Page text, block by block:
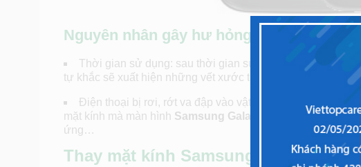
Nguyên nhân gây hư hỏng mặt kính
Thời gian sử dụng: sau thời gian sử dụng, mặt kính
tự khắc sẽ xuất hiện những vết xước trên bề mặt.
Điện thoại bị rơi, rớt va đập vào vật cứng trong quá trình
mặt kính mà màn hình Samsung Galaxy J2 Pro 2018rất có
ứng…
Thay mặt kính Samsung Galaxy J2